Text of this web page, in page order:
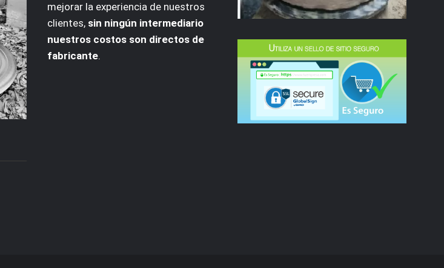
mejorar la experiencia de nuestros
clientes, sin ningún intermediario
nuestros costos son directos de
fabricante.